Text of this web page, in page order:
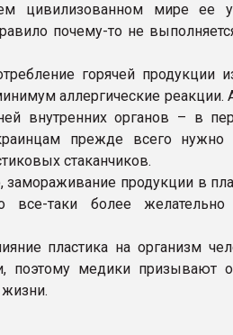
цивилизованном мире ее
почему-то не
горячей продукции
аллергические
внутренних органов – в
прежде всего нужно
стаканчиков.
продукции в
таки более желательно
пластика на организм
поэтому медики призывают